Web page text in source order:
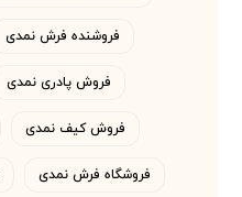
فروشنده فرش نمدی
فروش پادری نمدی
فروش کیف نمدی
فروشگاه فرش نمدی